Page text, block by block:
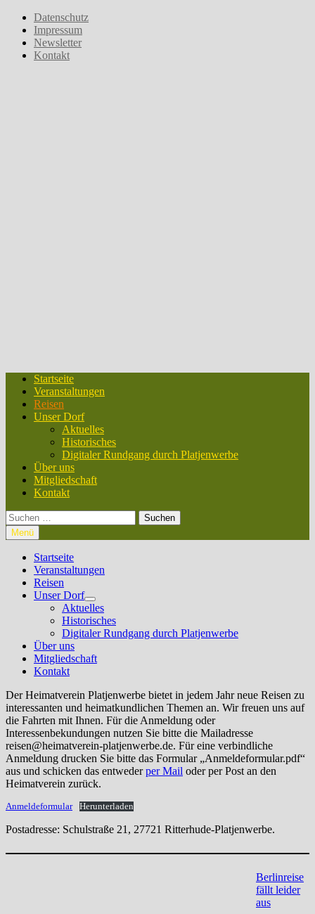
Zum
Inhalt
springen
Datenschutz
Impressum
Newsletter
Kontakt
Startseite
Veranstaltungen
Reisen
Unser Dorf
Aktuelles
Historisches
Digitaler Rundgang durch Platjenwerbe
Über uns
Mitgliedschaft
Kontakt
Suchen
nach:
Menü
Startseite
Veranstaltungen
Reisen
Unser Dorf
Untermenü
anzeigen
Aktuelles
Historisches
Digitaler Rundgang durch Platjenwerbe
Über uns
Mitgliedschaft
Kontakt
Der Heimatverein Platjenwerbe bietet in jedem Jahr neue Reisen zu
interessanten und heimatkundlichen Themen an. Wir freuen uns auf
die Fahrten mit Ihnen. Für die Anmeldung oder
Interessenbekundungen nutzen Sie bitte die Mailadresse
reisen@heimatverein-platjenwerbe.de. Für eine verbindliche
Anmeldung drucken Sie bitte das Formular „Anmeldeformular.pdf“
aus und schicken das entwederper Mail oder per Post an den
Heimatverein zurück.
Anmeldeformular Herunterladen
Postadresse: Schulstraße 21, 27721 Ritterhude-Platjenwerbe.
Berlinreise
fällt leider
aus